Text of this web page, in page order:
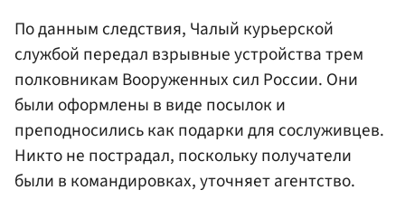
По данным следствия, Чалый курьерской
службой передал взрывные устройства трем
полковникам Вооруженных сил России. Они
были оформлены в виде посылок и
преподносились как подарки для сослуживцев.
Никто не пострадал, поскольку получатели
были в командировках, уточняет агентство.